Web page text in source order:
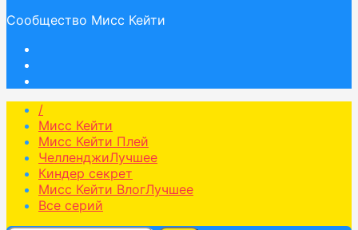
Сообщество Мисс Кейти
/
Мисс Кейти
Мисс Кейти Плей
ЧелленджиЛучшее
Киндер секрет
Мисс Кейти ВлогЛучшее
Все серий